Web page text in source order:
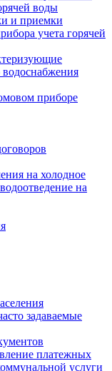
воды
и приемки
учета горячей
водоснабжения
приборе
на холодное
на
задаваемые
платежных
услуги